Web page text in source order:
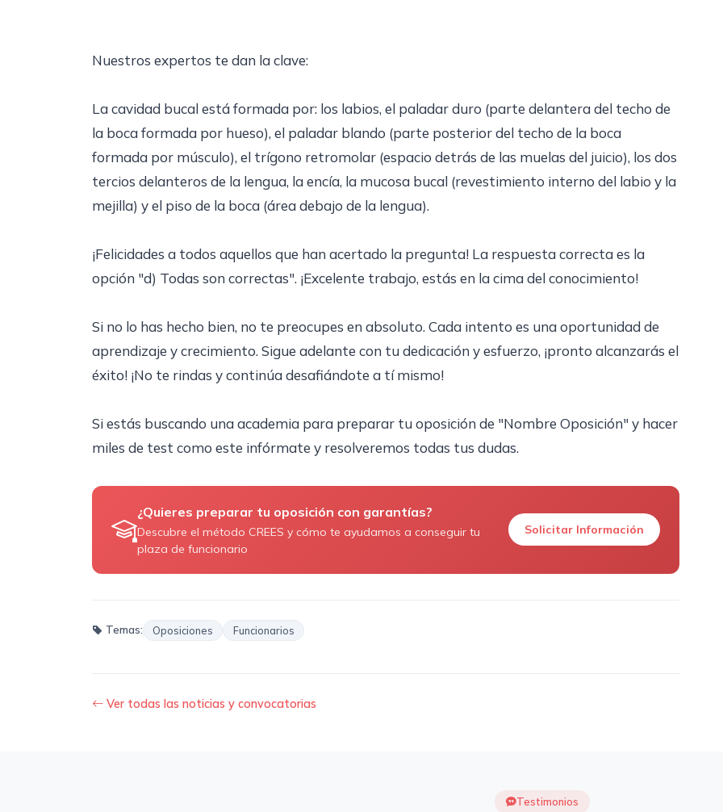
Nuestros expertos te dan la clave:
La cavidad bucal está formada por: los labios, el paladar duro (parte delantera del techo de
la boca formada por hueso), el paladar blando (parte posterior del techo de la boca
formada por músculo), el trígono retromolar (espacio detrás de las muelas del juicio), los dos
tercios delanteros de la lengua, la encía, la mucosa bucal (revestimiento interno del labio y la
mejilla) y el piso de la boca (área debajo de la lengua).
¡Felicidades a todos aquellos que han acertado la pregunta! La respuesta correcta es la
opción "d) Todas son correctas". ¡Excelente trabajo, estás en la cima del conocimiento!
Si no lo has hecho bien, no te preocupes en absoluto. Cada intento es una oportunidad de
aprendizaje y crecimiento. Sigue adelante con tu dedicación y esfuerzo, ¡pronto alcanzarás el
éxito! ¡No te rindas y continúa desafiándote a tí mismo!
Si estás buscando una academia para preparar tu oposición de "Nombre Oposición" y hacer
miles de test como este infórmate y resolveremos todas tus dudas.
¿Quieres preparar tu oposición con garantías?
Descubre el método CREES y cómo te ayudamos a conseguir tu
plaza de funcionario
Solicitar Información
Temas: Oposiciones Funcionarios
Ver todas las noticias y convocatorias
Testimonios